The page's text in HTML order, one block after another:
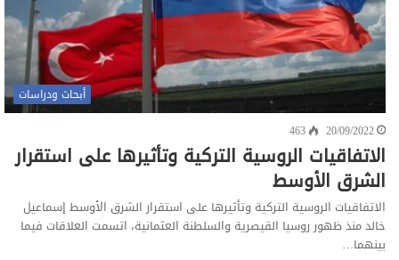
أبحاث ودراسات
20/09/2022
463
الاتفاقيات الروسية التركية وتأثيرها على استقرار
الشرق الأوسط
الاتفاقيات الروسية التركية وتأثيرها على استقرار الشرق الأوسط إسماعيل
خالد منذ ظهور روسيا القيصرية والسلطنة العثمانية، اتسمت العلاقات فيما
بينهما…